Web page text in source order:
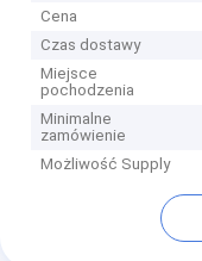
Cena
Czas dostawy
Miejsce
pochodzenia
Minimalne
zamówienie
Możliwość Supply